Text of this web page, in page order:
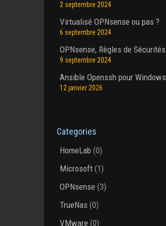
2 septembre 2024
Virtualisé OPNsense ou pas ?
6 septembre 2024
OPNsense, Règles de Sécurités
9 septembre 2024
Ansible Openssh pour Windows
12 janvier 2026
Categories
HomeLab (0)
Microsoft (1)
OPNsense (3)
TrueNas (0)
VMware (0)